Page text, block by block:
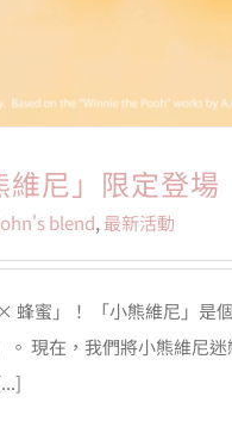
尼」限定登場
blend,最新活動
蜂蜜」！ 「小熊維尼」是
現在，我們將小熊維尼